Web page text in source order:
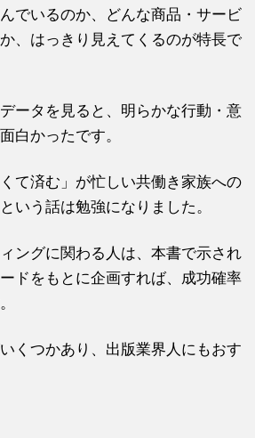
でいるのか、どんな商品・サービ
、はっきり見えてくるのが特長で
ータを見ると、明らかな行動・意
白かったです。
て済む」が忙しい共働き家族への
いう話は勉強になりました。
ングに関わる人は、本書で示され
ドをもとに企画すれば、成功確率
くつかあり、出版業界人にもおす